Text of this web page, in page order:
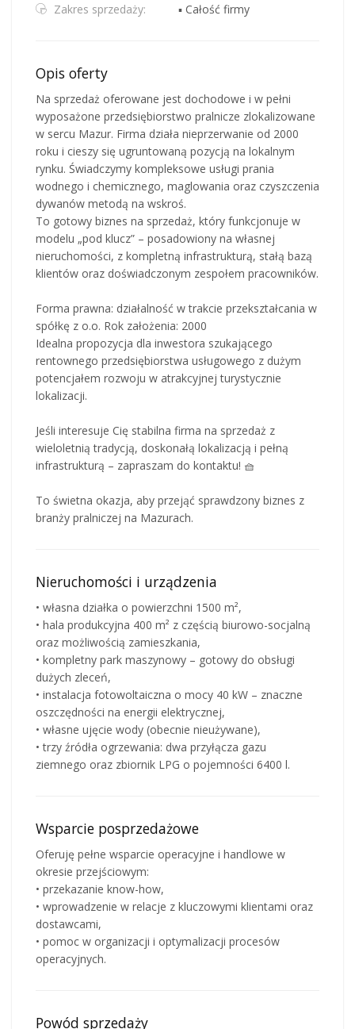
Zakres sprzedaży:
▪ Całość firmy
Opis oferty
Na sprzedaż oferowane jest dochodowe i w pełni
wyposażone przedsiębiorstwo pralnicze zlokalizowane
w sercu Mazur. Firma działa nieprzerwanie od 2000
roku i cieszy się ugruntowaną pozycją na lokalnym
rynku. Świadczymy kompleksowe usługi prania
wodnego i chemicznego, maglowania oraz czyszczenia
dywanów metodą na wskroś.
To gotowy biznes na sprzedaż, który funkcjonuje w
modelu „pod klucz” – posadowiony na własnej
nieruchomości, z kompletną infrastrukturą, stałą bazą
klientów oraz doświadczonym zespołem pracowników.
Forma prawna: działalność w trakcie przekształcania w
spółkę z o.o. Rok założenia: 2000
Idealna propozycja dla inwestora szukającego
rentownego przedsiębiorstwa usługowego z dużym
potencjałem rozwoju w atrakcyjnej turystycznie
lokalizacji.
Jeśli interesuje Cię stabilna firma na sprzedaż z
wieloletnią tradycją, doskonałą lokalizacją i pełną
infrastrukturą – zapraszam do kontaktu! 🧺
To świetna okazja, aby przejąć sprawdzony biznes z
branży pralniczej na Mazurach.
Nieruchomości i urządzenia
• własna działka o powierzchni 1500 m²,
• hala produkcyjna 400 m² z częścią biurowo-socjalną
oraz możliwością zamieszkania,
• kompletny park maszynowy – gotowy do obsługi
dużych zleceń,
• instalacja fotowoltaiczna o mocy 40 kW – znaczne
oszczędności na energii elektrycznej,
• własne ujęcie wody (obecnie nieużywane),
• trzy źródła ogrzewania: dwa przyłącza gazu
ziemnego oraz zbiornik LPG o pojemności 6400 l.
Wsparcie posprzedażowe
Oferuję pełne wsparcie operacyjne i handlowe w
okresie przejściowym:
• przekazanie know-how,
• wprowadzenie w relacje z kluczowymi klientami oraz
dostawcami,
• pomoc w organizacji i optymalizacji procesów
operacyjnych.
Powód sprzedaży